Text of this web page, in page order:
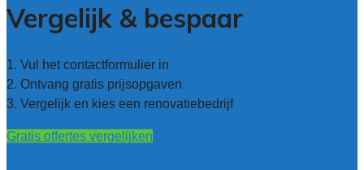
Vergelijk & bespaar
1. Vul het contactformulier in
2. Ontvang gratis prijsopgaven
3. Vergelijk en kies een renovatiebedrijf
Gratis offertes vergelijken